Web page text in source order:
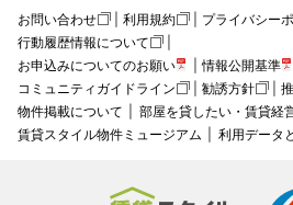
お問い合わせ 利用規約
プライバシー
行動履歴情報について
お申込みについてのお願い
情報公開基準
コミュニティガイドライン
勧誘方針
物件掲載について
部屋を貸したい・賃貸経
賃貸スタイル物件ミュージアム
利用データ